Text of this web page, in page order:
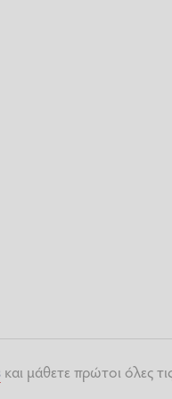
και μάθετε πρώτοι όλες